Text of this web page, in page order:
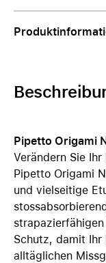
Pipetto Origami
Verändern Sie
Pipetto Origami
und vielseitige
Schutz, damit Ihr
alltäglichen